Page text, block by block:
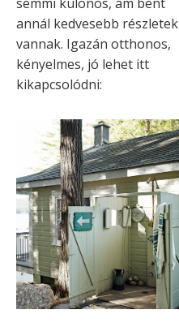
annál kedvesebb részletek
vannak. Igazán otthonos,
kényelmes, jó lehet itt
kikapcsolódni: